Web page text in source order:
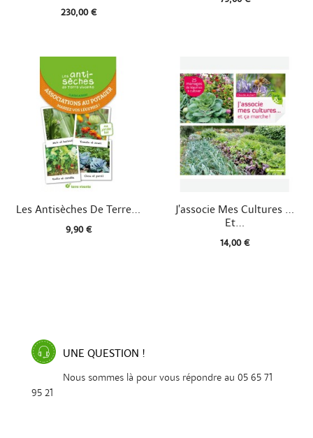
230,00 €
Aperçu rapide
Les Antisèches De Terre...
9,90 €
Aperçu rapide
J’associe Mes Cultures …
Et...
14,00 €
UNE QUESTION !
Nous sommes là pour vous répondre au 05 65 71
95 21